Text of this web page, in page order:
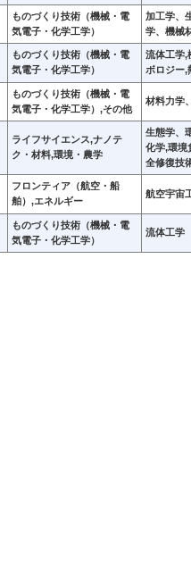
ものづくり技術（機械・電
気電子・化学工学）
加工学、
学、機械
ものづくり技術（機械・電
気電子・化学工学）
流体工学,
ボロジー,
ものづくり技術（機械・電
気電子・化学工学）,その他
材料力学
ライフサイエンス,ナノテ
ク・材料,環境・農学
生態学、
化学,環境
全修復技
フロンティア（航空・船
舶）,エネルギー
航空宇宙
ものづくり技術（機械・電
気電子・化学工学）
流体工学